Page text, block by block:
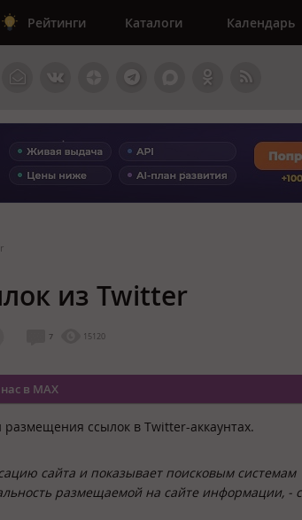
Рейтинги Каталоги Календарь
из Twitter
7 15120
в MAX
ссылок в Twitter-аккаунтах.
сайта и показывает поисковым системам
размещаемой на сайте информации, -